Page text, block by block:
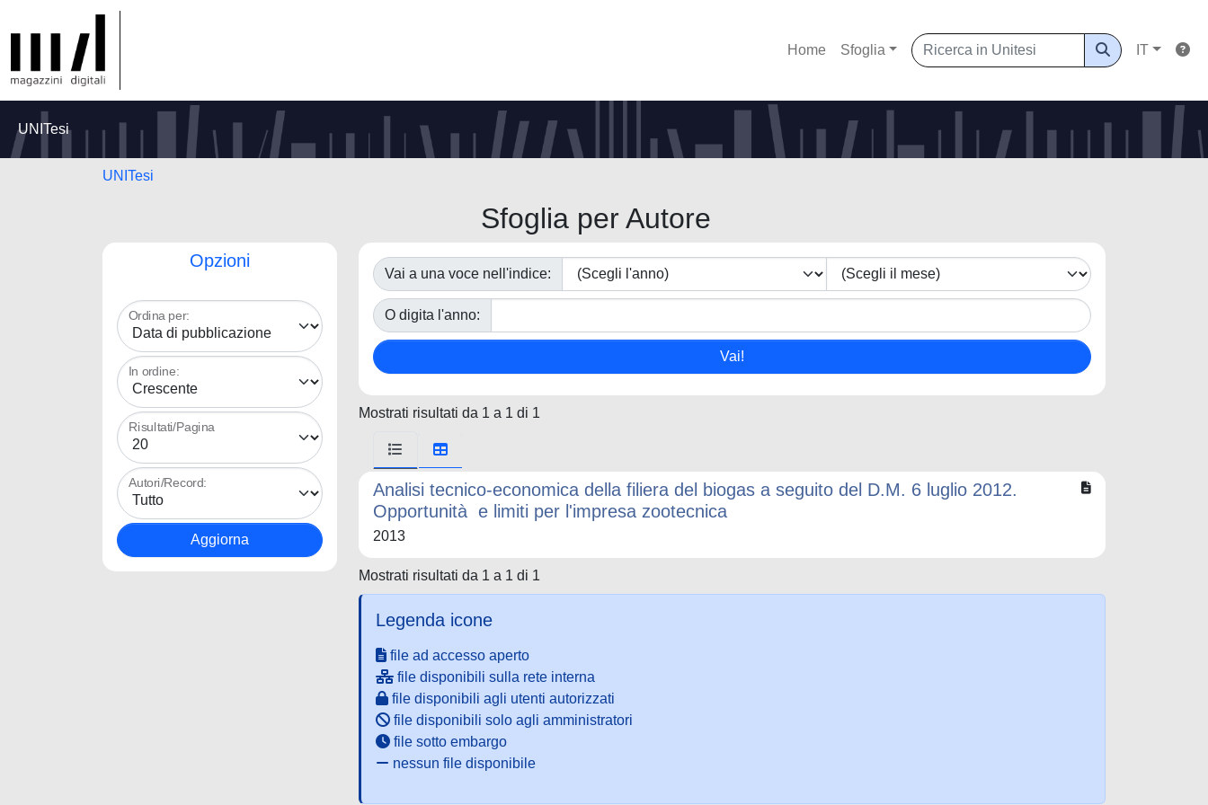
Home Sfoglia IT
UNITesi
UNITesi
Sfoglia per Autore
Opzioni
Ordina per:
In ordine:
Risultati/Pagina
Autori/Record:
Vai a una voce nell'indice:
O digita l'anno:
Mostrati risultati da 1 a 1 di 1
Analisi tecnico-economica della filiera del biogas a seguito del D.M. 6 luglio 2012.
Opportunità e limiti per l'impresa zootecnica
2013
Mostrati risultati da 1 a 1 di 1
Legenda icone
file ad accesso aperto
file disponibili sulla rete interna
file disponibili agli utenti autorizzati
file disponibili solo agli amministratori
file sotto embargo
nessun file disponibile